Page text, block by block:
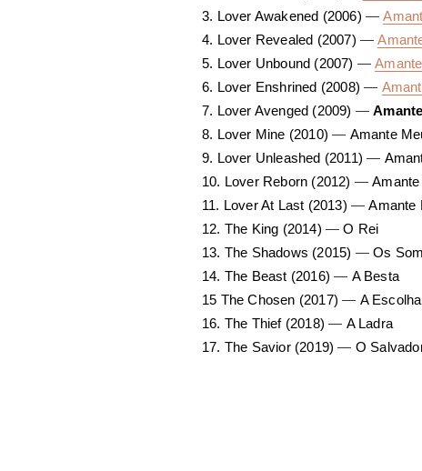
3. Lover Awakened (2006) —
4. Lover Revealed (2007) —
5. Lover Unbound (2007) —
6. Lover Enshrined (2008)—
7. Lover Avenged (2009) —
8. Lover Mine (2010)— Amante
9. Lover Unleashed (2011)—
10. Lover Reborn (2012) —
11. Lover At Last (2013) — Amante
12. The King (2014) — O Rei
13. The Shadows (2015) —Os
14. The Beast (2016)— A Besta
15 The Chosen (2017)— A Escolha
16. The Thief (2018)— A Ladra
17. The Savior (2019)— O